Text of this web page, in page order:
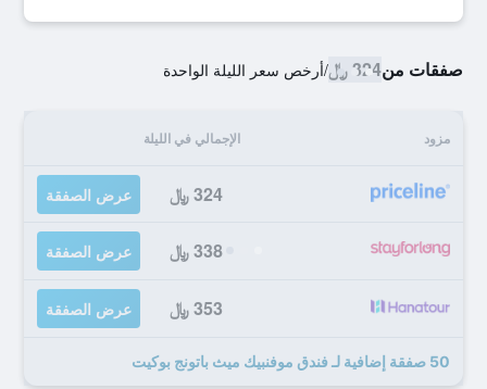
صفقات من324 ﷼ /أرخص سعر الليلة الواحدة
مزود الإجمالي في الليلة
324 ﷼ عرض الصفقة
338 ﷼ عرض الصفقة
353 ﷼ عرض الصفقة
50 صفقة إضافية لـ فندق موفنبيك ميث باتونج بوكيت